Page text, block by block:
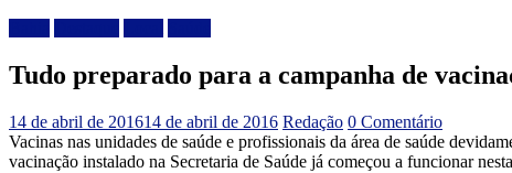
Tudo preparado para a campanha de
14 de abril de 201614 de abril de 2016 Redação 0 Comentário
Vacinas nas unidades de saúde e profissionais da área de saúde
vacinação instalado na Secretaria de Saúde já começou a funcionar